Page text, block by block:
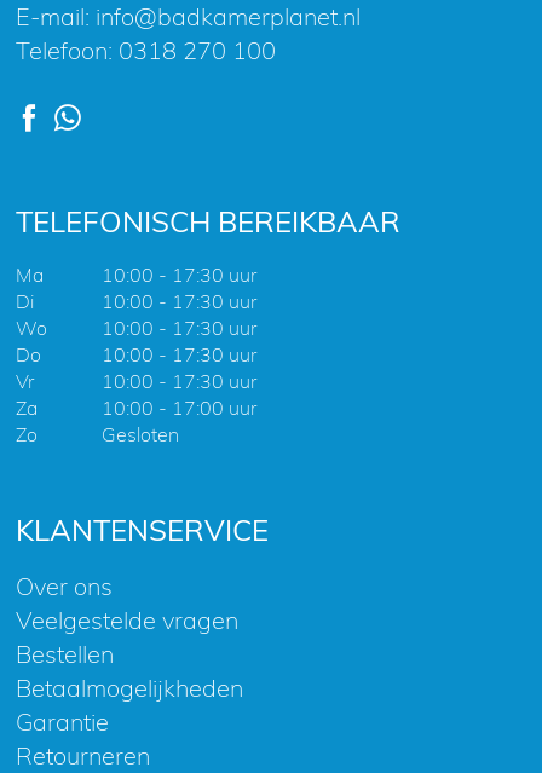
E-mail: info@badkamerplanet.nl
Telefoon: 0318 270 100
TELEFONISCH BEREIKBAAR
Ma
10:00 - 17:30 uur
Di
10:00 - 17:30 uur
Wo
10:00 - 17:30 uur
Do
10:00 - 17:30 uur
Vr
10:00 - 17:30 uur
Za
10:00 - 17:00 uur
Zo
Gesloten
KLANTENSERVICE
Over ons
Veelgestelde vragen
Bestellen
Betaalmogelijkheden
Garantie
Retourneren